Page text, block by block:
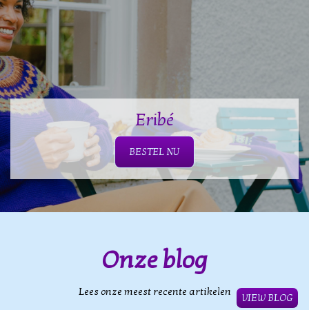
Eribé
BESTEL NU
Onze blog
Lees onze meest recente artikelen
VIEW BLOG